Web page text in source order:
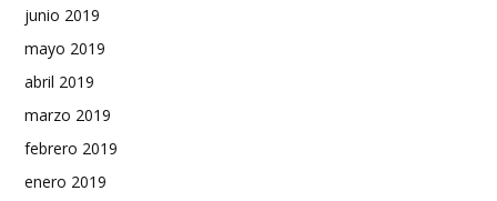
junio 2019
mayo 2019
abril 2019
marzo 2019
febrero 2019
enero 2019